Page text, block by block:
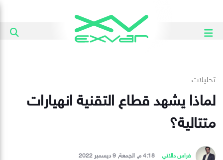
تحليلات
لماذا يشهد قطاع التقنية انهيارات
متتالية؟
فراس دالاتي 4:18 م, الجمعة, 9 ديسمبر 2022